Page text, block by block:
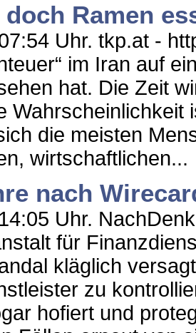
Ramen
Uhr. tkp.at -
im Iran auf
hat. Die Zeit
die meisten
wirtschaftlichen...
nach
Uhr.
für
kläglich
zu
hofiert und